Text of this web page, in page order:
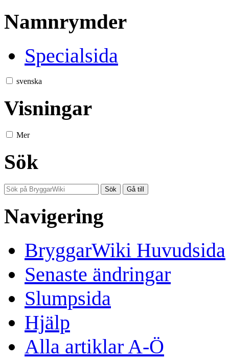
Namnrymder
Specialsida
svenska
Visningar
Mer
Sök
Navigering
BryggarWiki Huvudsida
Senaste ändringar
Slumpsida
Hjälp
Alla artiklar A-Ö